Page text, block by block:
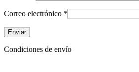
Correo electrónico *
Condiciones de envío